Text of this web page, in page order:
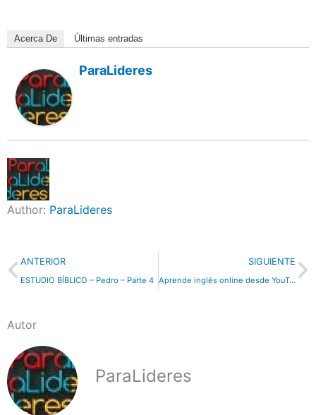
Acerca De Últimas entradas
ParaLideres
Author: ParaLideres
Previo
ANTERIOR
ESTUDIO BÍBLICO – Pedro – Parte 4
SIGUIENTE
Aprende inglés online desde YouTube
Autor
ParaLideres